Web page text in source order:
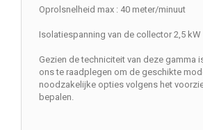
Oprolsnelheid max : 40 meter/minuut
Isolatiespanning van de collector 2,5 kW
Gezien de techniciteit van deze gamma
ons te raadplegen om de geschikte
noodzakelijke opties volgens het
bepalen.